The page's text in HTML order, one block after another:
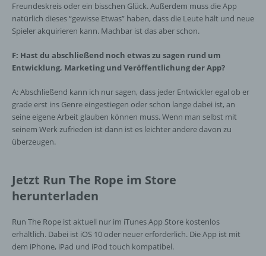
Freundeskreis oder ein bisschen Glück. Außerdem muss die App
natürlich dieses “gewisse Etwas” haben, dass die Leute hält und neue
Spieler akquirieren kann. Machbar ist das aber schon.
F: Hast du abschließend noch etwas zu sagen rund um
Entwicklung, Marketing und Veröffentlichung der App?
A: Abschließend kann ich nur sagen, dass jeder Entwickler egal ob er
grade erst ins Genre eingestiegen oder schon lange dabei ist, an
seine eigene Arbeit glauben können muss. Wenn man selbst mit
seinem Werk zufrieden ist dann ist es leichter andere davon zu
überzeugen.
Jetzt Run The Rope im Store
herunterladen
Run The Rope ist aktuell nur im iTunes App Store kostenlos
erhältlich. Dabei ist iOS 10 oder neuer erforderlich. Die App ist mit
dem iPhone, iPad und iPod touch kompatibel.
f) Pseudonymisierung
Pseudonymisierung ist die Verarbeitung
auf welche die personenbezogenen Daten
ohne Hinzuziehung zusätzlicher
betroffenen Person zugeordnet werden
können, sofern diese zusätzlichen
Informationen gesondert aufbewahrt werden
und technischen und organisatorischen
Maßnahmen unterliegen, die gewährleisten,
natürlichen Person zugewiesen werden.
g) Verantwortlicher oder für die Verarbeitung
Verantwortlicher